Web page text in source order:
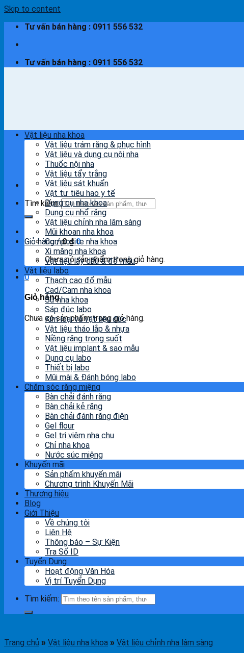
Skip to content
Tư vấn bán hàng : 0911 556 532
Tư vấn bán hàng : 0911 556 532
Tìm kiếm:
Giỏ hàng /0₫ 0
Chưa có sản phẩm trong giỏ hàng.
0
Giỏ hàng
Chưa có sản phẩm trong giỏ hàng.
Vật liệu nha khoa
Vật liệu trám răng & phục hình
Vật liệu và dụng cụ nội nha
Thuốc nội nha
Vật liệu tẩy trắng
Vật liệu sát khuẩn
Vật tư tiêu hao y tế
Dụng cụ nha khoa
Dụng cụ nhổ răng
Vật liệu chỉnh nha lâm sàng
Mũi khoan nha khoa
Composite nha khoa
Xi măng nha khoa
Vật liệu lấy dấu & đổ mẫu
Vật liệu labo
Thạch cao đổ mẫu
Cad/Cam nha khoa
Sứ nha khoa
Sáp đúc labo
Kim loại và vật liệu đúc
Vật liệu tháo lắp & nhựa
Niềng răng trong suốt
Vật liệu implant & sao mẫu
Dụng cụ labo
Thiết bị labo
Mũi mài & Đánh bóng labo
Chăm sóc răng miệng
Bàn chải đánh răng
Bàn chải kẻ răng
Bàn chải đánh răng điện
Gel flour
Gel trị viêm nha chu
Chỉ nha khoa
Nước súc miệng
Khuyến mãi
Sản phẩm khuyến mãi
Chương trình Khuyến Mãi
Thương hiệu
Blog
Giới Thiệu
Về chúng tôi
Liên Hệ
Thông báo – Sự Kiện
Tra Số ID
Tuyển Dụng
Hoạt động Văn Hóa
Vị trí Tuyển Dụng
Tìm kiếm:
Trang chủ » Vật liệu nha khoa » Vật liệu chỉnh nha lâm sàng